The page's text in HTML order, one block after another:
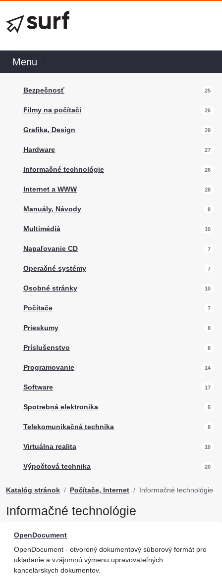
Menu
Bezpečnosť 25
Filmy na počítači 26
Grafika, Design 29
Hardware 27
Informačné technológie 26
Internet a WWW 28
Manuály, Návody 8
Multimédiá 10
Napaľovanie CD 7
Operačné systémy 7
Osobné stránky 10
Počítače 7
Prieskumy 8
Príslušenstvo 8
Programovanie 14
Software 17
Spotrebná elektronika 5
Telekomunikačná technika 8
Virtuálna realita 10
Výpočtová technika 20
Katalóg stránok Počítače, Internet Informačné technológie
Informačné technológie
OpenDocument
OpenDocument - otvorený dokumentový súborový formát pre
ukladanie a vzájomnú výmenu upravovateľných
kancelárskych dokumentov.